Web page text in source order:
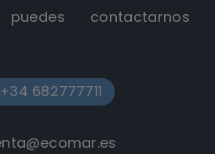
contactarnos
+34 682777711